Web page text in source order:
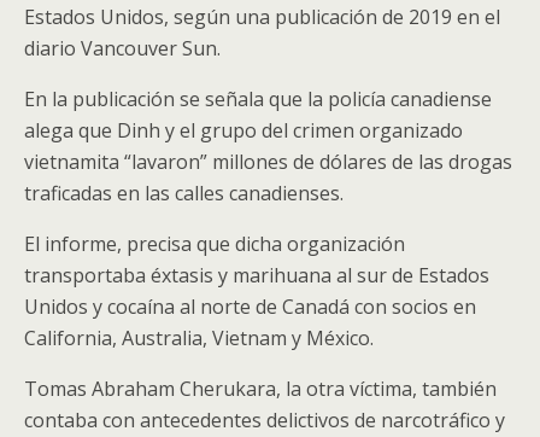
Estados Unidos, según una publicación de 2019 en el
diario Vancouver Sun.
En la publicación se señala que la policía canadiense
alega que Dinh y el grupo del crimen organizado
vietnamita “lavaron” millones de dólares de las drogas
traficadas en las calles canadienses.
El informe, precisa que dicha organización
transportaba éxtasis y marihuana al sur de Estados
Unidos y cocaína al norte de Canadá con socios en
California, Australia, Vietnam y México.
Tomas Abraham Cherukara, la otra víctima, también
contaba con antecedentes delictivos de narcotráfico y